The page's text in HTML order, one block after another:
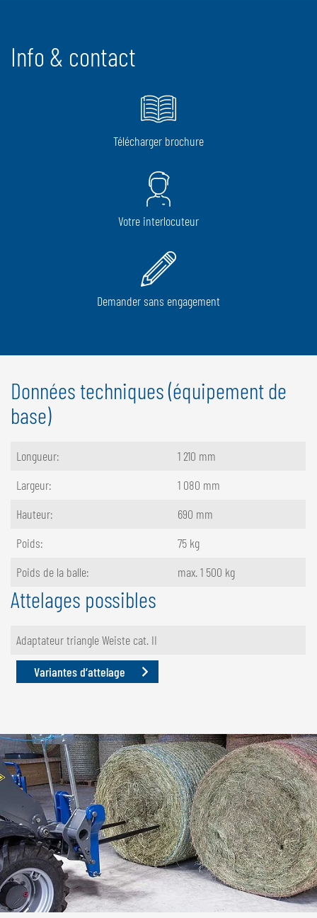
Info & contact
Télécharger brochure
Votre interlocuteur
Demander sans engagement
Données techniques (équipement de
base)
Longueur:
1 210 mm
Largeur:
1 080 mm
Hauteur:
690 mm
Poids:
75 kg
Poids de la balle:
max. 1 500 kg
Attelages possibles
Adaptateur triangle Weiste cat. II
Variantes d‘attelage